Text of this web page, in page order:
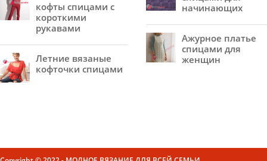
кофты спицами с
короткими
рукавами
Летние вязаные
кофточки спицами
начинающих
Ажурное платье
спицами для
женщин